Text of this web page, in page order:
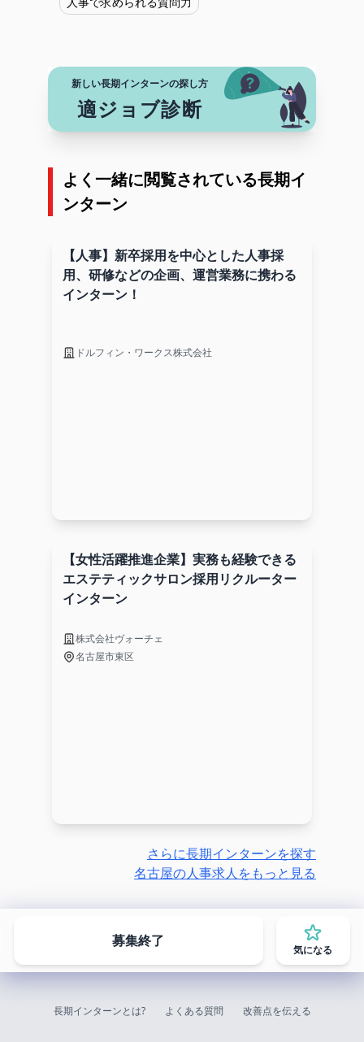
新しい長期インターンの探し方
適ジョブ診断
よく一緒に閲覧されている長期イ
ンターン
【人事】新卒採用を中心とした人事採
用、研修などの企画、運営業務に携わる
インターン！
ドルフィン・ワークス株式会社
【女性活躍推進企業】実務も経験できる
エステティックサロン採用リクルーター
インターン
株式会社ヴォーチェ
名古屋市東区
さらに長期インターンを探す
名古屋の人事求人をもっと見る
募集終了
気になる
長期インターンとは? よくある質問 改善点を伝える